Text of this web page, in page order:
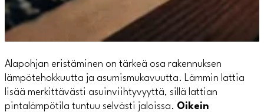
Alapohjan eristäminen on tärkeä osa rakennuksen
lämpötehokkuutta ja asumismukavuutta. Lämmin lattia
lisää merkittävästi asuinviihtyvyyttä, sillä lattian
pintalämpötila tuntuu selvästi jaloissa. Oikein